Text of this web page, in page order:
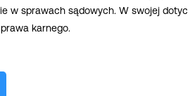
w sprawach sądowych. W swojej
karnego.